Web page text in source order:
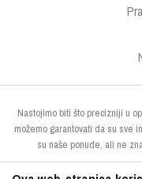
Nastojimo biti što precizniji u
možemo garantovati da su sve
su naše ponude, ali ne